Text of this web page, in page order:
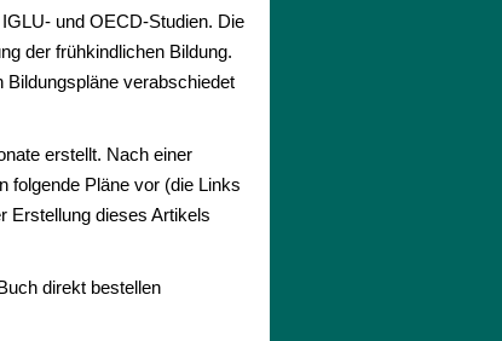
und OECD-Studien. Die
der frühkindlichen Bildung.
Bildungspläne verabschiedet
erstellt. Nach einer
folgende Pläne vor (die Links
Erstellung dieses Artikels
direkt bestellen